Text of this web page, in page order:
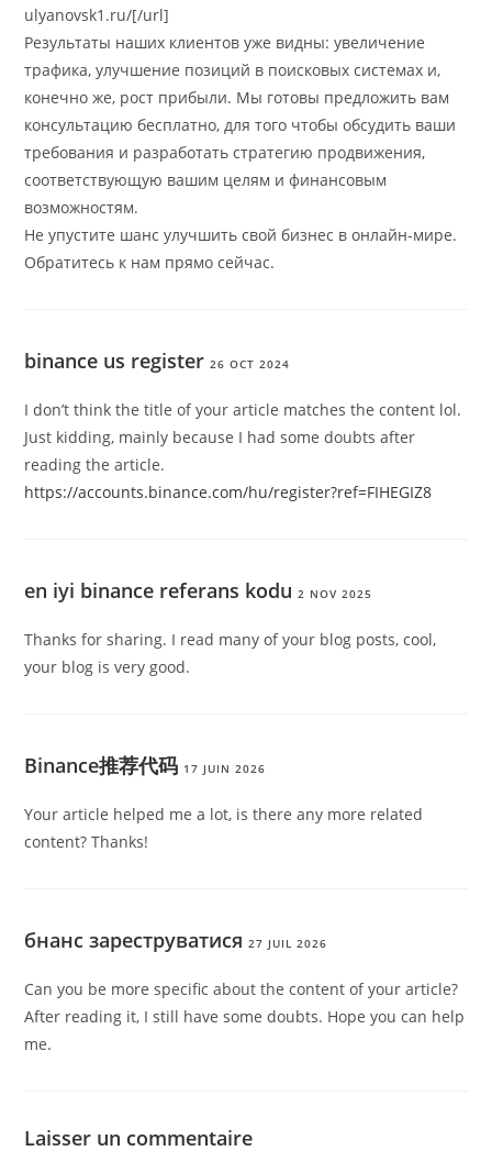
ulyanovsk1.ru/[/url]
Результаты наших клиентов уже видны: увеличение
трафика, улучшение позиций в поисковых системах и,
конечно же, рост прибыли. Мы готовы предложить вам
консультацию бесплатно, для того чтобы обсудить ваши
требования и разработать стратегию продвижения,
соответствующую вашим целям и финансовым
возможностям.
Не упустите шанс улучшить свой бизнес в онлайн-мире.
Обратитесь к нам прямо сейчас.
binance us register 26 OCT 2024
I don’t think the title of your article matches the content lol.
Just kidding, mainly because I had some doubts after
reading the article.
https://accounts.binance.com/hu/register?ref=FIHEGIZ8
en iyi binance referans kodu 2 NOV 2025
Thanks for sharing. I read many of your blog posts, cool,
your blog is very good.
Binance推荐代码 17 JUIN 2026
Your article helped me a lot, is there any more related
content? Thanks!
бнанс зареструватися 27 JUIL 2026
Can you be more specific about the content of your article?
After reading it, I still have some doubts. Hope you can help
me.
Laisser un commentaire